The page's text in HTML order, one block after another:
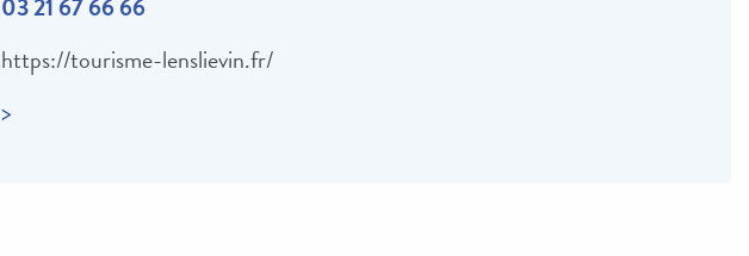
03 21 67 66 66
https://tourisme-lenslievin.fr/
>